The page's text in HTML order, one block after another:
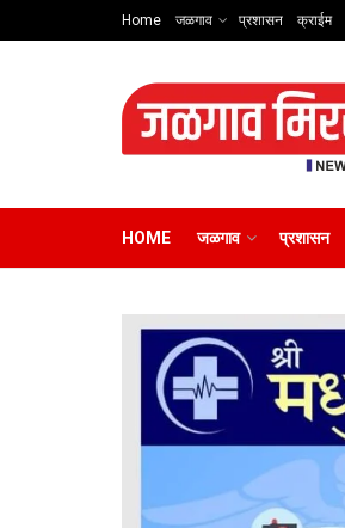
Home जळगाव प्रशासन क्राईम
HOME जळगाव प्रशासन